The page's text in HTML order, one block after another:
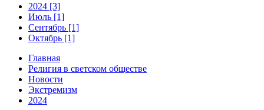
2024 [3]
Июль [1]
Сентябрь [1]
Октябрь [1]
Главная
Религия в светском обществе
Новости
Экстремизм
2024